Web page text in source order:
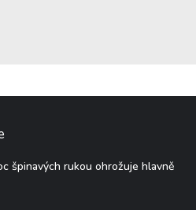
špinavých rukou ohrožuje hlavně